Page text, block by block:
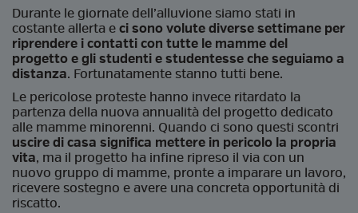
Durante le giornate dell’alluvione siamo stati in
costante allerta e ci sono volute diverse settimane per
riprendere i contatti con tutte le mamme del
progetto e gli studenti e studentesse che seguiamo a
distanza. Fortunatamente stanno tutti bene.
Le pericolose proteste hanno invece ritardato la
partenza della nuova annualità del progetto dedicato
alle mamme minorenni. Quando ci sono questi scontri
uscire di casa significa mettere in pericolo la propria
vita, ma il progetto ha infine ripreso il via con un
nuovo gruppo di mamme, pronte a imparare un lavoro,
ricevere sostegno e avere una concreta opportunità di
riscatto.